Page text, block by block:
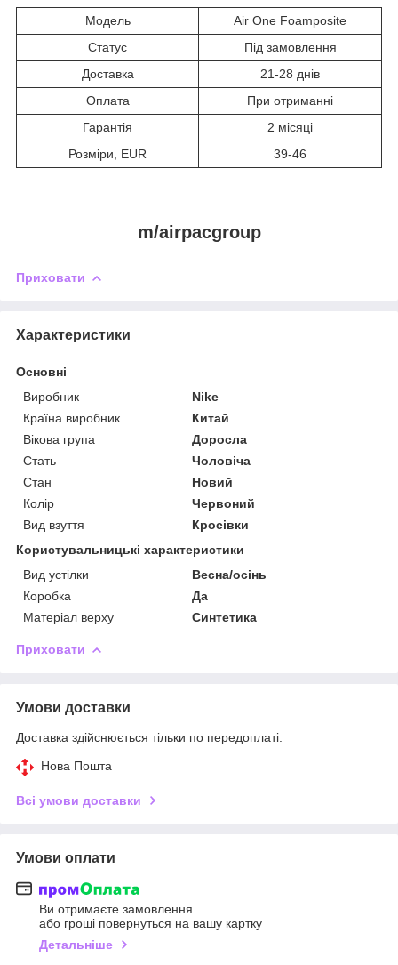
Модель
Air One Foamposite
Статус
Під замовлення
Доставка
21-28 днів
Оплата
При отриманні
Гарантія
2 місяці
Розміри, EUR
39-46
m/airpacgroup
Приховати
Характеристики
Основні
Виробник
Nike
Країна виробник
Китай
Вікова група
Доросла
Стать
Чоловіча
Стан
Новий
Колір
Червоний
Вид взуття
Кросівки
Користувальницькі характеристики
Вид устілки
Весна/осінь
Коробка
Да
Матеріал верху
Синтетика
Приховати
Умови доставки
Доставка здійснюється тільки по передоплаті.
Нова Пошта
Всі умови доставки
Умови оплати
Ви отримаєте замовлення
або гроші повернуться на вашу картку
Детальніше